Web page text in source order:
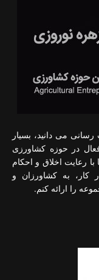
می دانید، بسیار
در حوزه کشاورزی
رعایت اخلاق و احکام
به کشاورزان و
را ارائه کنم.